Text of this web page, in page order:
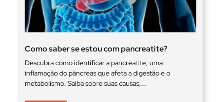
Como saber se estou com pancreatite?
Descubra como identificar a pancreatite, uma
inflamação do pâncreas que afeta a digestão e o
metabolismo. Saiba sobre suas causas,...